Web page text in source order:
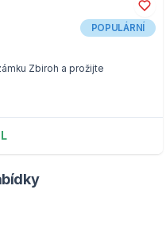
POPULÁRNÍ
Zbiroh a prožijte